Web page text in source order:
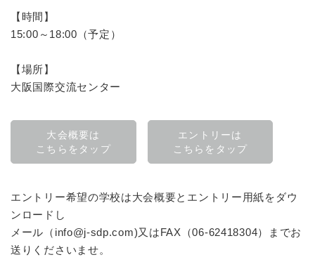
【時間】
15:00～18:00（予定）
【場所】
大阪国際交流センター
大会概要は
こちらをタップ
エントリーは
こちらをタップ
エントリー希望の学校は大会概要とエントリー用紙をダウ
ンロードし
メール（info@j-sdp.com)又はFAX（06-62418304）までお
送りくださいませ。